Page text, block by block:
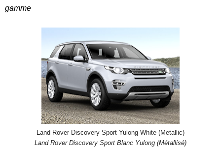
gamme
Land Rover Discovery Sport Yulong White (Metallic)
Land Rover Discovery Sport Blanc Yulong (Métallisé)